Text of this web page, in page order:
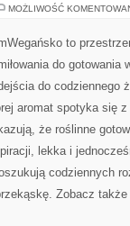
MOŻLIWOŚĆ
to
do gotowania
do codziennego
aromat spotyka się
że roślinne
lekka i
codziennych
Zobacz